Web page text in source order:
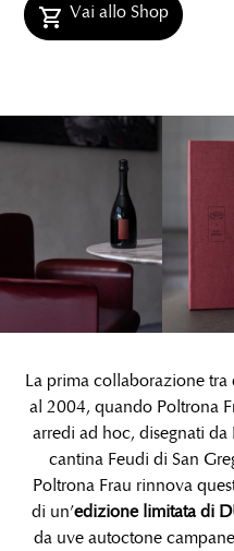
Vai allo Shop
La prima collaborazione tra
al 2004, quando Poltrona
arredi ad hoc, disegnati da
cantina Feudi di San
Poltrona Frau rinnova
di un’edizione limitata di
da uve autoctone